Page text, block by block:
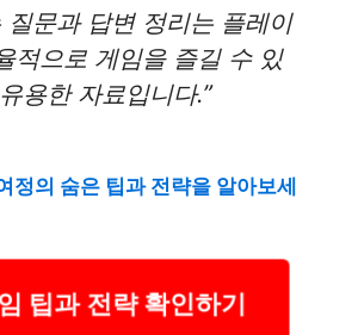
질문과 답변 정리는 플레이
적으로 게임을 즐길 수 있
용한 자료입니다.”
정의 숨은 팁과 전략을 알아보세
팁과 전략 확인하기